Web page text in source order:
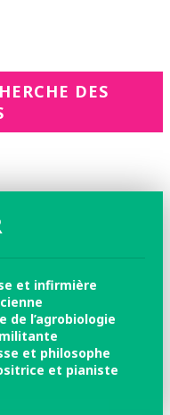
DES
et infirmière
de l’agrobiologie
et philosophe
et pianiste